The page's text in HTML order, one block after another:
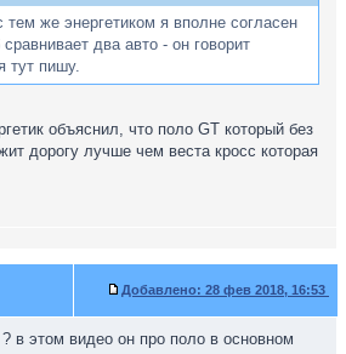
же энергетиком я вполне согласен
два авто - он говорит
тут пишу.
объяснил, что поло GT который без
дорогу лучше чем веста кросс которая
Добавлено: 28 фев 2018, 16:53
? в этом видео он про поло в основном